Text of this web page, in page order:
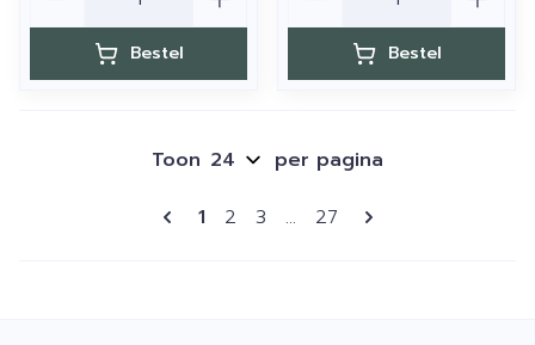
Bestel Bestel
Pagina's
U lees momenteel pagina
1 Pagina
2 Pagina
3 ... Pagina
27
Toon per pagina